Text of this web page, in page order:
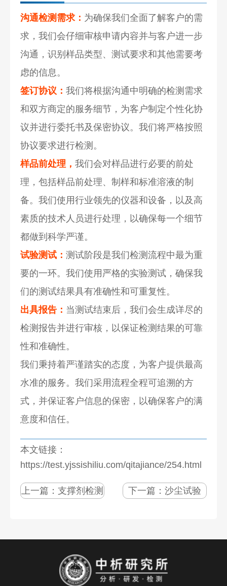
沟通检测需求： 为确保我们全面了解客户的需
求，我们会仔细审核申请内容并与客户进一步
沟通，识别样品类型、测试要求和其他需要考
虑的信息。
签订协议：我们将根据沟通中明确的检测需求
和双方商定的服务细节，为客户制定个性化协
议并进行委托书及保密协议。我们将严格按照
协议要求进行检测。
样品前处理，我们会对样品进行必要的前处
理，包括样品前处理、制样和标准溶液的制
备。我们使用行业领先的仪器和设备，以及高
素质的技术人员进行处理，以确保每一个细节
都做到科学严谨。
试验测试：测试阶段是我们检测流程中最为重
要的一环。我们使用严格的实验测试，确保我
们的测试结果具有准确性和可重复性。
出具报告： 当测试结束后，我们会生成详尽的
检测报告并进行审核，以保证检测结果的可靠
性和准确性。
我们秉持着严谨踏实的态度，为客户提供最高
水准的服务。我们采用流程全程可追溯的方
式，并保证客户信息的保密，以确保客户的满
意度和信任。
本文链接：
https://test.yjssishiliu.com/qitajiance/254.html
上一篇： 支撑剂检测 下一篇：沙尘试验